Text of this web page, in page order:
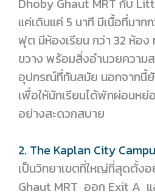
Dhoby Ghaut MRT กับ
แค่เดินแค่ 5 นาที มีเนื้อที่มาก
ฟุต มีห้องเรียน กว่า 32 ห้อง
ขวาง พร้อมสิ่งอำนวยความส
อุปกรณ์ที่ทันสมัย นอกจากนี้
เพื่อให้นักเรียนได้พักผ่อนห
อย่างสะดวกสบาย
2. The Kaplan City
เป็นวิทยาเขตที่ใหญ่ที่สุดตั้ง
Ghaut MRT ออก Exit A แ